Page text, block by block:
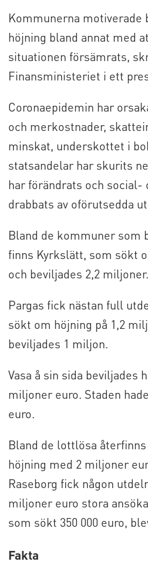
Kommunerna motiverade
höjning bland annat med
situationen försämrats,
Finansministeriet i ett
Coronaepidemin har
och merkostnader,
minskat, underskottet i
statsandelar har skurits
har förändrats och social-
drabbats av oförutsedda
Bland de kommuner som
finns Kyrkslätt, som sökt
och beviljades 2,2 miljoner.
Pargas fick nästan full
sökt om höjning på 1,2
beviljades 1 miljon.
Vasa å sin sida beviljades
miljoner euro. Staden
euro.
Bland de lottlösa
höjning med 2 miljoner
Raseborg fick någon
miljoner euro stora
som sökt 350 000 euro,
Fakta